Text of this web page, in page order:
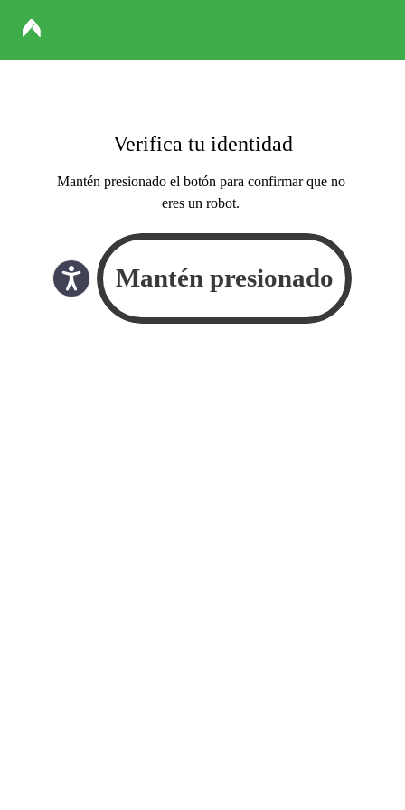
Verifica tu identidad
Mantén presionado el botón para confirmar que no
eres un robot.